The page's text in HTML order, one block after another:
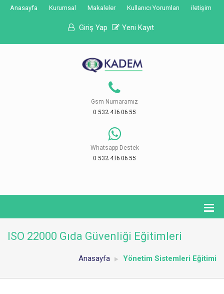
Anasayfa Kurumsal Makaleler Kullanıcı Yorumları iletişim
Giriş Yap Yeni Kayıt
Gsm Numaramız
0 532 416 06 55
Whatsapp Destek
0 532 416 06 55
ISO 22000 Gıda Güvenliği Eğitimleri
Anasayfa Yönetim Sistemleri Eğitimi